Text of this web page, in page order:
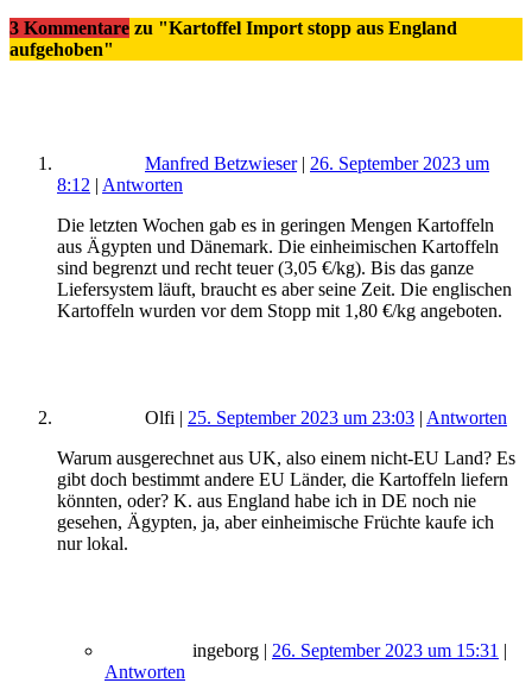
3 Kommentare zu "Kartoffel Import stopp aus England
aufgehoben"
Manfred Betzwieser| 26. September 2023 um
8:12 | Antworten
Die letzten Wochen gab es in geringen Mengen Kartoffeln
aus Ägypten und Dänemark. Die einheimischen Kartoffeln
sind begrenzt und recht teuer (3,05 €/kg). Bis das ganze
Liefersystem läuft, braucht es aber seine Zeit. Die englischen
Kartoffeln wurden vor dem Stopp mit 1,80 €/kg angeboten.
Olfi | 25. September 2023 um 23:03 | Antworten
Warum ausgerechnet aus UK, also einem nicht-EU Land? Es
gibt doch bestimmt andere EU Länder, die Kartoffeln liefern
könnten, oder? K. aus England habe ich in DE noch nie
gesehen, Ägypten, ja, aber einheimische Früchte kaufe ich
nur lokal.
ingeborg | 26. September 2023 um 15:31 |
Antworten